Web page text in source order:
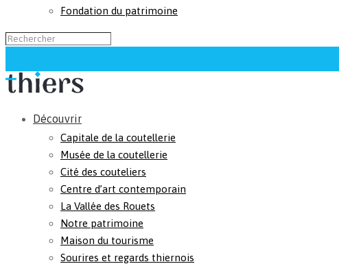
Fondation du patrimoine
Découvrir
Capitale de la coutellerie
Musée de la coutellerie
Cité des couteliers
Centre d’art contemporain
La Vallée des Rouets
Notre patrimoine
Maison du tourisme
Sourires et regards thiernois